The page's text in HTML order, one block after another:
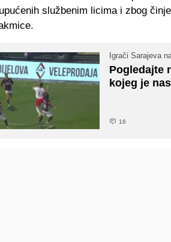
službenim licima i zbog
Igrači Sarajeva
Pogledajte
kojeg je
16